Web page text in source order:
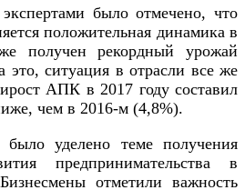
было отмечено, что
положительная динамика в
получен рекордный урожай
это, ситуация в отрасли все же
АПК в 2017 году составил
чем в 2016-м (4,8%).
было уделено теме получения
предпринимательства в
отметили важность